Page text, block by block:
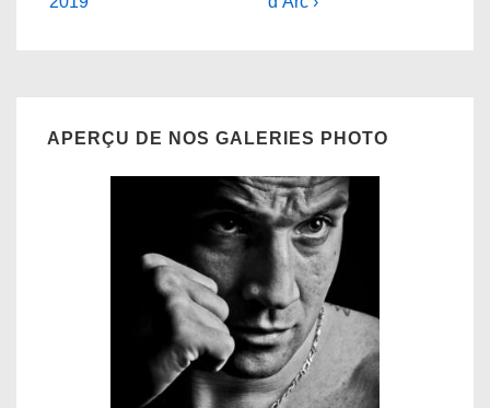
l’article
APERÇU DE NOS GALERIES PHOTO